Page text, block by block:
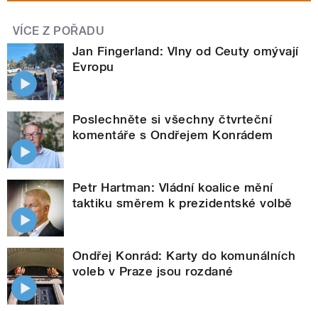
VÍCE Z POŘADU
Jan Fingerland: Vlny od Ceuty omývají
Evropu
Poslechněte si všechny čtvrteční
komentáře s Ondřejem Konrádem
Petr Hartman: Vládní koalice mění
taktiku směrem k prezidentské volbě
Ondřej Konrád: Karty do komunálních
voleb v Praze jsou rozdané